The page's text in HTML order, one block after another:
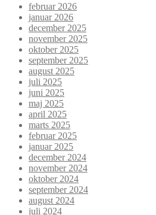
februar 2026
januar 2026
december 2025
november 2025
oktober 2025
september 2025
august 2025
juli 2025
juni 2025
maj 2025
april 2025
marts 2025
februar 2025
januar 2025
december 2024
november 2024
oktober 2024
september 2024
august 2024
juli 2024